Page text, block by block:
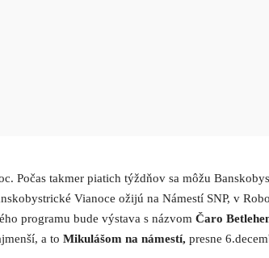
takmer piatich týždňov sa môžu
Vianoce ožijú na Námestí SNP, v
programu bude výstava s názvom Čaro
a to Mikulášom na námestí, presne